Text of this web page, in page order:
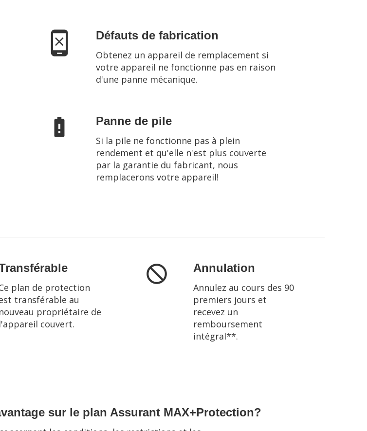
Défauts de fabrication
Obtenez un appareil de remplacement si
votre appareil ne fonctionne pas en raison
d'une panne mécanique.
battery_alert Panne de pile
Si la pile ne fonctionne pas à plein
rendement et qu'elle n'est plus couverte
par la garantie du fabricant, nous
remplacerons votre appareil!
plan de protection
transférable au
nouveau propriétaire de
l'appareil couvert.
not_interested Annulation
Annulez au cours des 90
premiers jours et
recevez un
remboursement
intégral**.
sur le plan Assurant MAX+Protection?